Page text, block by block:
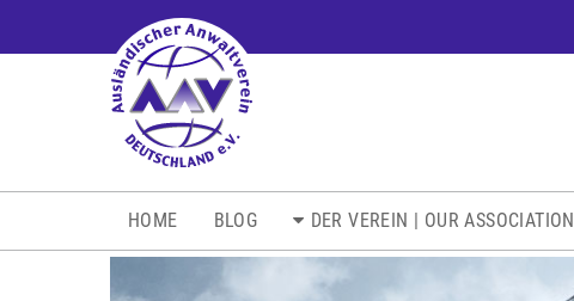
HOME BLOG DER VEREIN | OUR ASSOCIATION